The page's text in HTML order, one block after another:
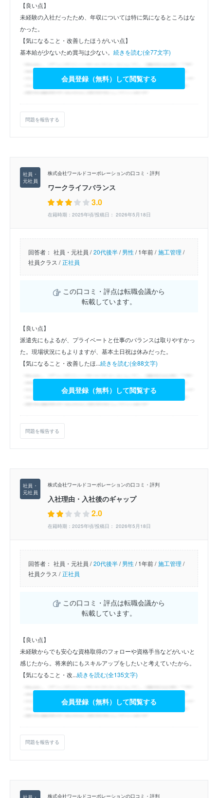
【良い点】
未経験の入社だったため、年収については特に気になるところはな
かった。
【気になること・改善したほうがいい点】
基本給が少ないため賞与は少ない。 続きを読む(全77文字)
会員登録（無料）して閲覧する
問題を報告する
株式会社ワールドコーポレーションの口コミ・評判
ワークライフバランス
3.0
在籍時期：2025年頃/投稿日： 2026年5月18日
回答者： 社員・元社員 / 20代後半/男性/1年前 / 施工管理 /
社員クラス / 正社員
この口コミ・評点は転職会議から
転載しています。
【良い点】
派遣先にもよるが、プライベートと仕事のバランスは取りやすかっ
た。現場状況にもよりますが、基本土日祝は休みだった。
【気になること・改善したほ...続きを読む(全88文字)
会員登録（無料）して閲覧する
問題を報告する
株式会社ワールドコーポレーションの口コミ・評判
入社理由・入社後のギャップ
2.0
在籍時期：2025年頃/投稿日： 2026年5月18日
回答者： 社員・元社員 / 20代後半/男性/1年前 / 施工管理 /
社員クラス / 正社員
この口コミ・評点は転職会議から
転載しています。
【良い点】
未経験からでも安心な資格取得のフォローや資格手当などがいいと
感じたから。将来的にもスキルアップをしたいと考えていたから。
【気になること・改...続きを読む(全135文字)
会員登録（無料）して閲覧する
問題を報告する
株式会社ワールドコーポレーションの口コミ・評判